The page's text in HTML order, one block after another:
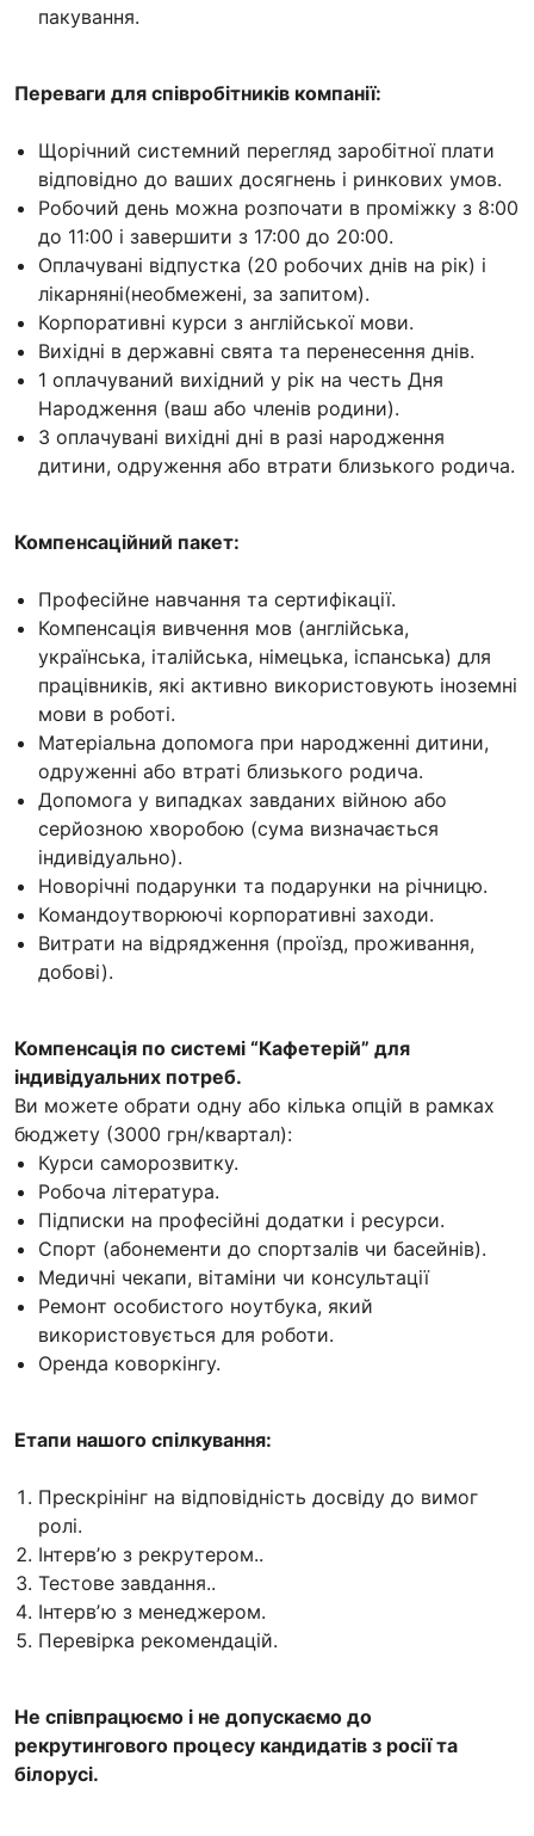
пакування.
Переваги для співробітників компанії:
Щорічний системний перегляд заробітної плати
відповідно до ваших досягнень і ринкових умов.
Робочий день можна розпочати в проміжку з 8:00
до 11:00 і завершити з 17:00 до 20:00.
Оплачувані відпустка (20 робочих днів на рік) і
лікарняні(необмежені, за запитом).
Корпоративні курси з англійської мови.
Вихідні в державні свята та перенесення днів.
1 оплачуваний вихідний у рік на честь Дня
Народження (ваш або членів родини).
3 оплачувані вихідні дні в разі народження
дитини, одруження або втрати близького родича.
Компенсаційний пакет:
Професійне навчання та сертифікації.
Компенсація вивчення мов (англійська,
українська, італійська, німецька, іспанська) для
працівників, які активно використовують іноземні
мови в роботі.
Матеріальна допомога при народженні дитини,
одруженні або втраті близького родича.
Допомога у випадках завданих війною або
серйозною хворобою (сума визначається
індивідуально).
Новорічні подарунки та подарунки на річницю.
Командоутворюючі корпоративні заходи.
Витрати на відрядження (проїзд, проживання,
добові).
Компенсація по системі “Кафетерій” для
індивідуальних потреб.
Ви можете обрати одну або кілька опцій в рамках
бюджету (3000 грн/квартал):
Курси саморозвитку.
Робоча література.
Підписки на професійні додатки і ресурси.
Спорт (абонементи до спортзалів чи басейнів).
Медичні чекапи, вітаміни чи консультації
Ремонт особистого ноутбука, який
використовується для роботи.
Оренда коворкінгу.
Етапи нашого спілкування:
Прескрінінг на відповідність досвіду до вимог
ролі.
Інтервʼю з рекрутером..
Тестове завдання..
Інтервʼю з менеджером.
Перевірка рекомендацій.
Не співпрацюємо і не допускаємо до
рекрутингового процесу кандидатів з росії та
білорусі.